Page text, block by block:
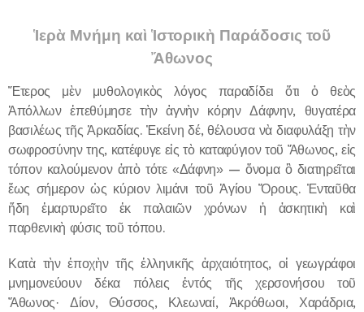
Ἱερὰ Μνήμη καὶ Ἱστορικὴ Παράδοσις τοῦ
Ἄθωνος
Ἕτερος μὲν μυθολογικὸς λόγος παραδίδει ὅτι ὁ θεὸς
Ἀπόλλων ἐπεθύμησε τὴν ἁγνὴν κόρην Δάφνην, θυγατέρα
βασιλέως τῆς Ἀρκαδίας. Ἐκείνη δέ, θέλουσα νὰ διαφυλάξῃ τὴν
σωφροσύνην της, κατέφυγε εἰς τὸ καταφύγιον τοῦ Ἄθωνος, εἰς
τόπον καλούμενον ἀπὸ τότε «Δάφνη» — ὄνομα ὃ διατηρεῖται
ἕως σήμερον ὡς κύριον λιμάνι τοῦ Ἁγίου Ὄρους. Ἐνταῦθα
ἤδη ἐμαρτυρεῖτο ἐκ παλαιῶν χρόνων ἡ ἀσκητικὴ καὶ
παρθενικὴ φύσις τοῦ τόπου.
Κατὰ τὴν ἐποχὴν τῆς ἑλληνικῆς ἀρχαιότητος, οἱ γεωγράφοι
μνημονεύουν δέκα πόλεις ἐντός τῆς χερσονήσου τοῦ
Ἄθωνος· Δίον, Θύσσος, Κλεωναί, Ἀκρόθωοι, Χαράδρια,